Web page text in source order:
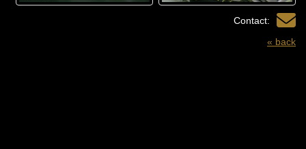
Contact:
« back